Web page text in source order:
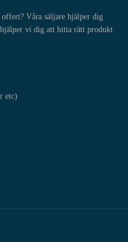
Våra säljare hjälper dig
vi dig att hitta rätt produkt
etc)